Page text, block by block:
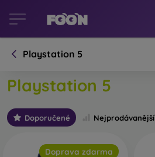
Playstation 5
Playstation 5
Doporučené Nejprodávanější
Doprava zdarma